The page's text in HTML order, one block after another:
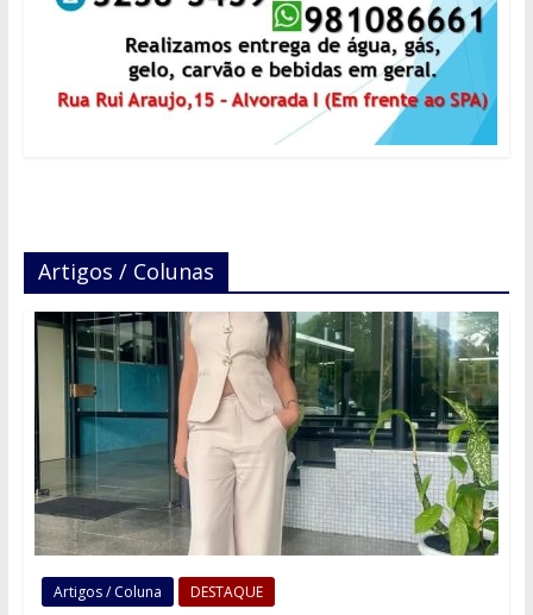
Artigos / Colunas
Artigos / Coluna DESTAQUE